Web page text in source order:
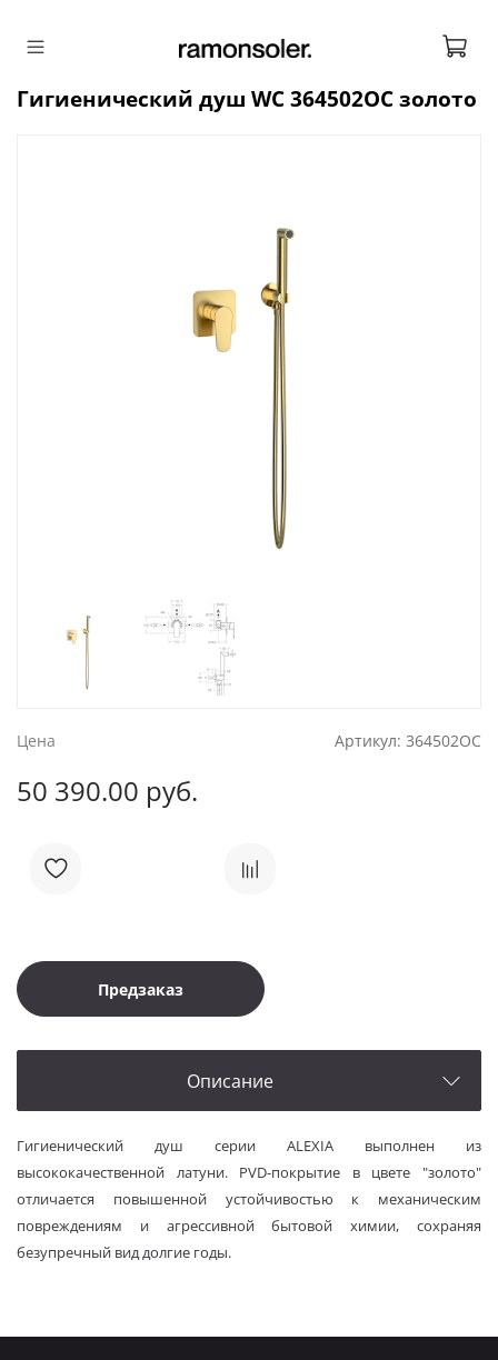
Цена Артикул: 364502OC
Гигиенический душ WC 364502OC золото
50 390.00 руб.
Предзаказ
Описание
Гигиенический душ серии ALEXIA выполнен из
высококачественной латуни. PVD-покрытие в цвете "золото"
отличается повышенной устойчивостью к механическим
повреждениям и агрессивной бытовой химии, сохраняя
безупречный вид долгие годы.